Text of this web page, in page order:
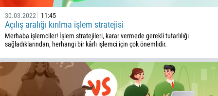
30.03.2022 11:45
Açılış aralığı kırılma işlem stratejisi
Merhaba işlemciler! İşlem stratejileri, karar vermede gerekli tutarlılığı
sağladıklarından, herhangi bir kârlı işlemci için çok önemlidir.
Geri arama
Telefon numarası